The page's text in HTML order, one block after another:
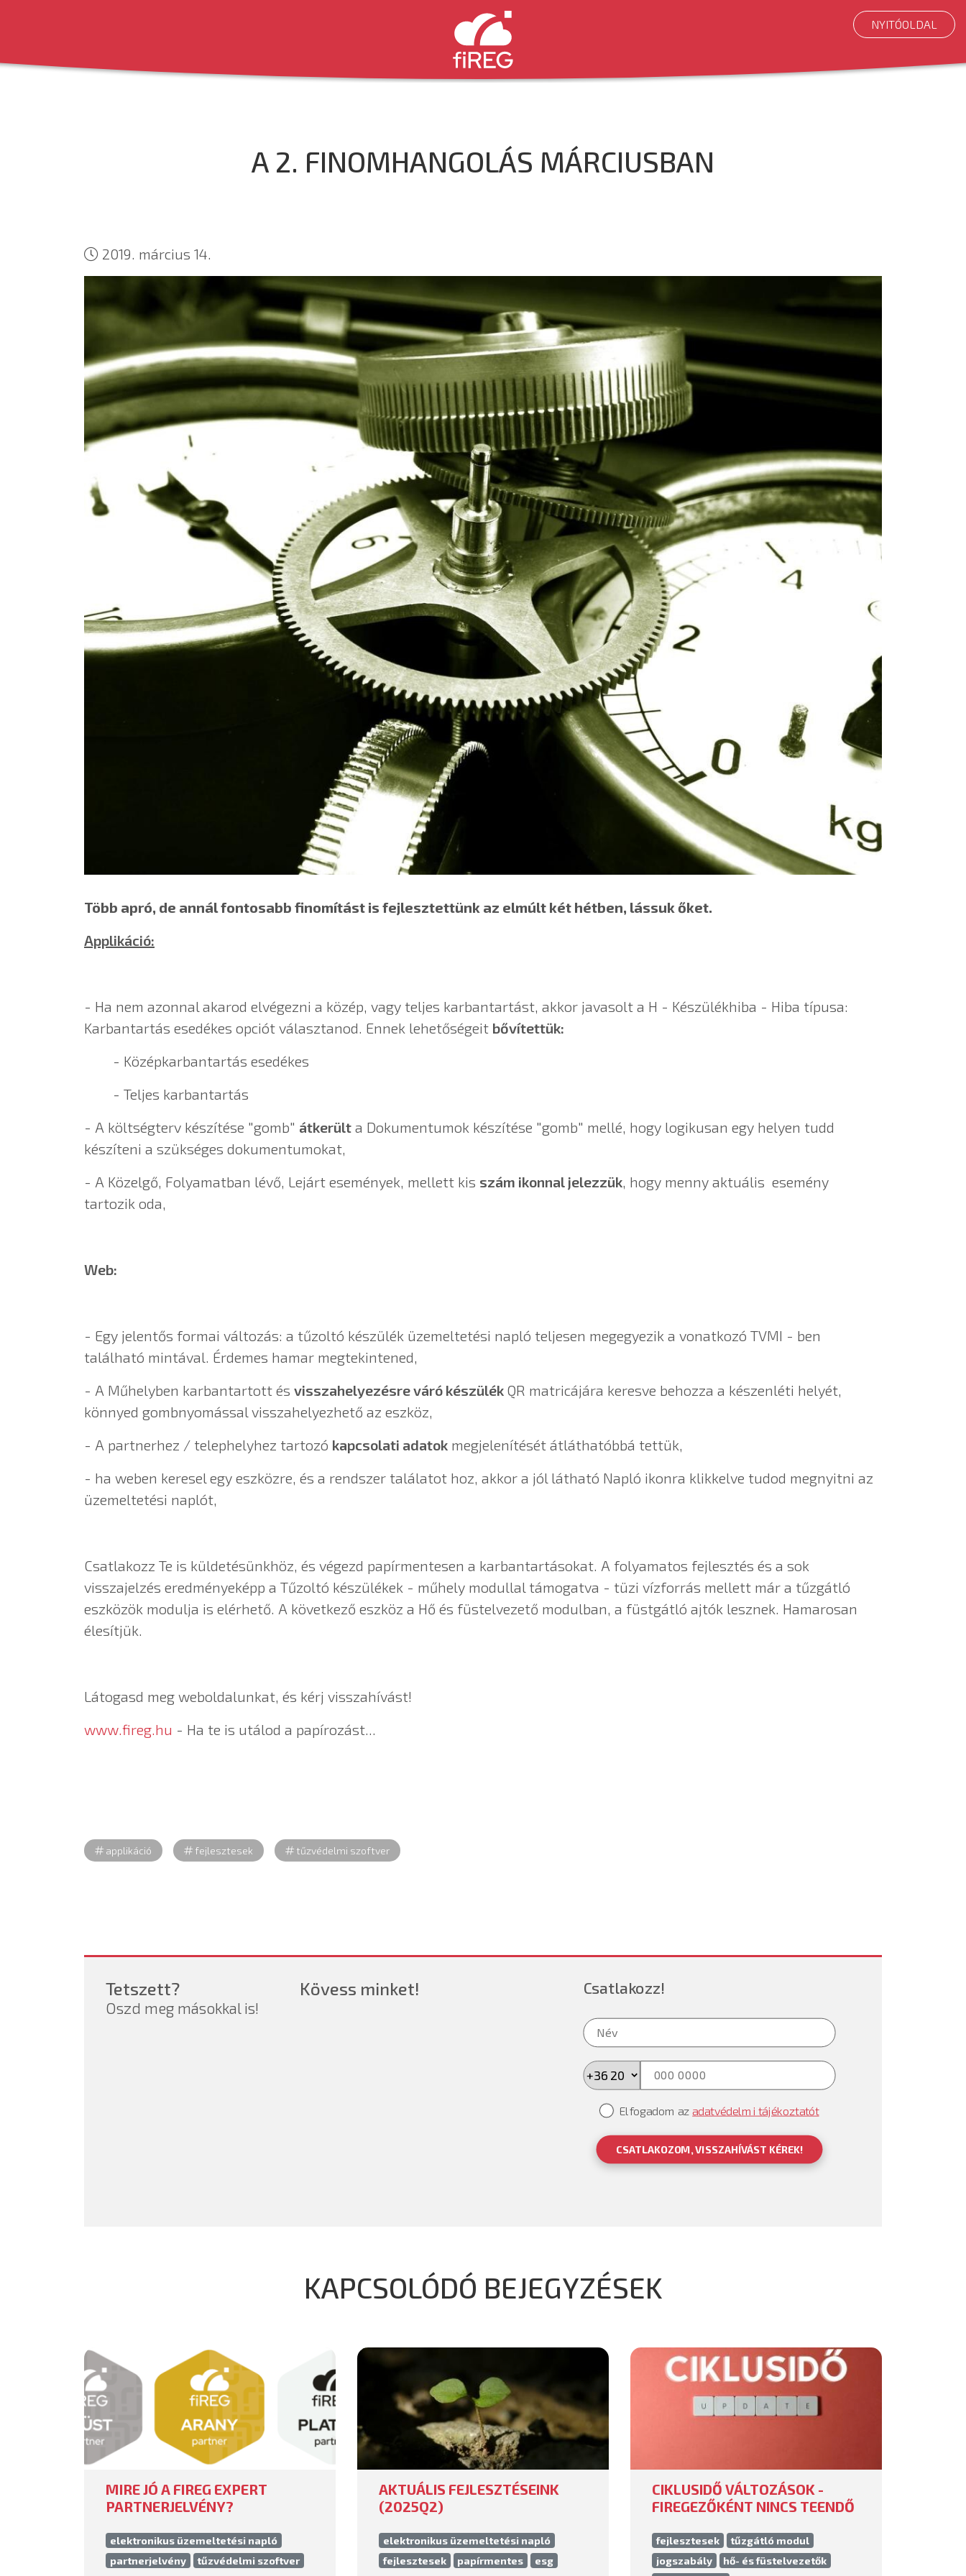
NYITÓOLDAL
A 2. FINOMHANGOLÁS MÁRCIUSBAN
2019. március 14.
Több apró, de annál fontosabb finomítást is fejlesztettünk az elmúlt két hétben, lássuk őket.
Applikáció:
- Ha nem azonnal akarod elvégezni a közép, vagy teljes karbantartást, akkor javasolt a H - Készülékhiba - Hiba típusa:
Karbantartás esedékes opciót választanod. Ennek lehetőségeit bővítettük:
- Középkarbantartás esedékes
- Teljes karbantartás
- A költségterv készítése "gomb" átkerült a Dokumentumok készítése "gomb" mellé, hogy logikusan egy helyen tudd
készíteni a szükséges dokumentumokat,
- A Közelgő, Folyamatban lévő, Lejárt események, mellett kis szám ikonnal jelezzük , hogy menny aktuális esemény
tartozik oda,
Web:
- Egy jelentős formai változás: a tűzoltó készülék üzemeltetési napló teljesen megegyezik a vonatkozó TVMI - ben
található mintával. Érdemes hamar megtekintened,
- A Műhelyben karbantartott és visszahelyezésre váró készülék QR matricájára keresve behozza a készenléti helyét,
könnyed gombnyomással visszahelyezhető az eszköz,
- A partnerhez / telephelyhez tartozó kapcsolati adatok megjelenítését átláthatóbbá tettük,
- ha weben keresel egy eszközre, és a rendszer találatot hoz, akkor a jól látható Napló ikonra klikkelve tudod megnyitni az
üzemeltetési naplót,
Csatlakozz Te is küldetésünkhöz, és végezd papírmentesen a karbantartásokat. A folyamatos fejlesztés és a sok
visszajelzés eredményeképp a Tűzoltó készülékek - műhely modullal támogatva - tüzi vízforrás mellett már a tűzgátló
eszközök modulja is elérhető. A következő eszköz a Hő és füstelvezető modulban, a füstgátló ajtók lesznek. Hamarosan
élesítjük.
Látogasd meg weboldalunkat, és kérj visszahívást!
www.fireg.hu - Ha te is utálod a papírozást...
applikáció fejlesztesek tűzvédelmi szoftver
Tetszett?
Oszd meg másokkal is!
Kövess minket! Csatlakozz!
Elfogadom azadatvédelmi tájékoztatót
CSATLAKOZOM, VISSZAHÍVÁST KÉREK!
KAPCSOLÓDÓ BEJEGYZÉSEK
MIRE JÓ A FIREG EXPERT
PARTNERJELVÉNY?
elektronikus üzemeltetési napló
partnerjelvény
tűzvédelmi szoftver
AKTUÁLIS FEJLESZTÉSEINK
(2025Q2)
elektronikus üzemeltetési napló
fejlesztesek
papírmentes esg
CIKLUSIDŐ VÁLTOZÁSOK -
FIREGEZŐKÉNT NINCS TEENDŐ
fejlesztesek
tűzgátló modul
jogszabály
hő- és füstelvezetők